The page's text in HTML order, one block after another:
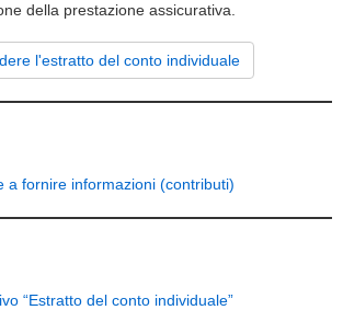
della prestazione assicurativa.
l'estratto del conto individuale
a fornire informazioni (contributi)
“Estratto del conto individuale”